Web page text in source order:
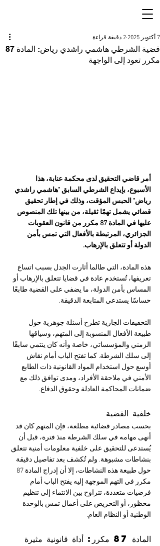
قضية الشرطي هاشمي راشدي رياض: المادة 87
مكرر تعود إلى الواجهة
7 أكتوبر 2025 2 دقيقة قراءة
أمر قاضي التحقيق لدى محكمة عنابة، هذا
الأسبوع، بإيداع الشرطي السابق "هاشمي راشدي
رياض" الحبس المؤقت، وذلك في إطار تحقيق
قضائي يشمل تهمًا ثقيلة، من بينها تلك المنصوص
عليها في المادة 87 مكرر من قانون العقوبات
الجزائري، المرتبطة بالأفعال التي تمس بأمن
الدولة أو تتعلق بالإرهاب.
هذه المادة، التي طالما أثارت الجدل بسبب اتساع
تعريفها، تُستخدم عادة في قضايا تتعلق بالإرهاب أو
المساس بأمن الدولة، ما يضفي على القضية طابعًا
حساسًا يستدعي المتابعة الدقيقة.
التحقيقات الجارية تطرح أسئلة جوهرية حول
طبيعة الأفعال المنسوبة إلى المتهم، وسياقها
الزمني والمؤسساتي، خاصة وأنه كان ينتمي سابقًا
إلى سلك الشرطة. كما تفتح الباب أمام نقاش
أوسع حول استخدام المواد القانونية ذات الطابع
الأمني في ملاحقة الأفراد، ومدى توافق ذلك مع
ضمانات المحاكمة العادلة وحقوق الدفاع.
خلفية القضية
بحسب مصادر قضائية مطلعة، فإن المتهم كان قد
أنهى مهامه في سلك الشرطة منذ فترة، قبل أن
يُستدعى للتحقيق على خلفية معلومات أمنية تتعلق
بنشاطات مشبوهة. ولم تُكشف بعد تفاصيل دقيقة
مكرر في التهم الموجهة إليه يفتح الباب أمام
فرضيات متعددة، تتراوح بين الانتماء إلى تنظيم
محظور، أو التحريض على أعمال تمس بالوحدة
الوطنية أو النظام العام.
المادة 87 مكرر: أداة قانونية مثيرة